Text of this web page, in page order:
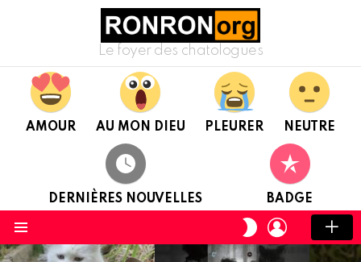
Le foyer des chatologues
AMOUR AU MON DIEU PLEURER NEUTRE
DERNIÈRES NOUVELLES BADGE
CHANGER
DE
PEAU
CONNEXION
DERNIÈRES